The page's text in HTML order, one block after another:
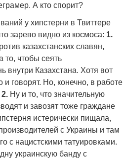
А кто спорит?
у хипстерни в Твиттере
зарево видно из космоса: 1.
казахстанских славян,
то, чтобы сеять
внутри Казахстана. Хотя вот
говорят. Но, конечно, в работе
2.Ну и то, что значительную
и завозят тоже граждане
истерически пищала,
с Украины и там
с нацистскими татуировками.
украинскую банду с